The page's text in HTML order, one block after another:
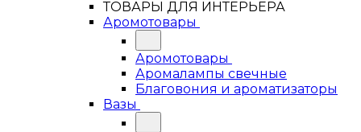
ТОВАРЫ ДЛЯ ИНТЕРЬЕРА
Аромотовары
Аромотовары
Аромалампы свечные
Благовония и ароматизаторы
Вазы